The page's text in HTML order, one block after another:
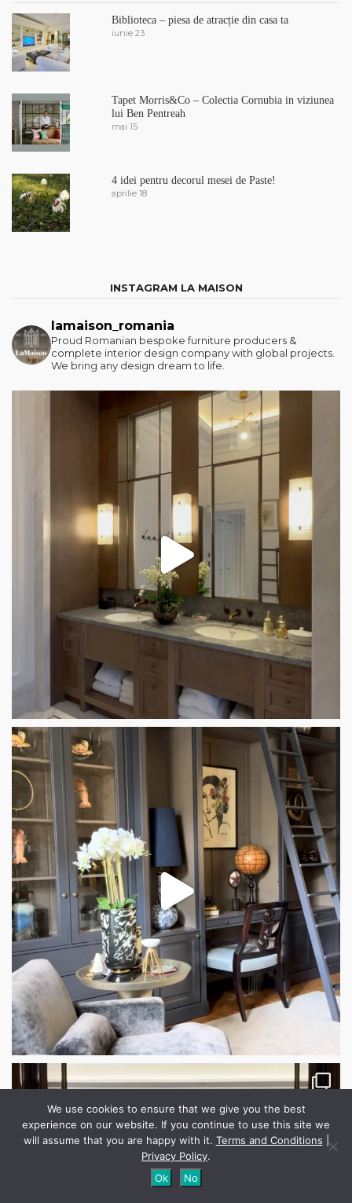
Biblioteca – piesa de atracție din casa ta
iunie 23
Tapet Morris&Co – Colectia Cornubia in viziunea
lui Ben Pentreah
mai 15
4 idei pentru decorul mesei de Paste!
aprilie 18
INSTAGRAM LA MAISON
lamaison_romania
Proud Romanian bespoke furniture producers &
complete interior design company with global projects.
We bring any design dream to life.
We use cookies to ensure that we give you the best
experience on our website. If you continue to use this site we
will assume that you are happy with it. Terms and Conditions
Privacy Policy.
Ok
No